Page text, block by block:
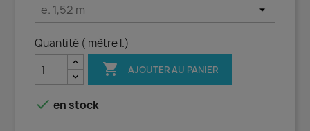
Quantité ( mètre l.)
 AJOUTER AU PANIER
 en stock